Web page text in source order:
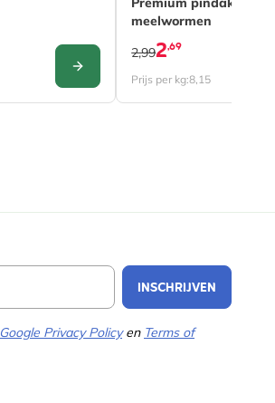
CONFIGURE
meelwormen
2,69
2,99
Prijs per kg:8,15
INSCHRIJVEN
Google Privacy Policyen Terms of